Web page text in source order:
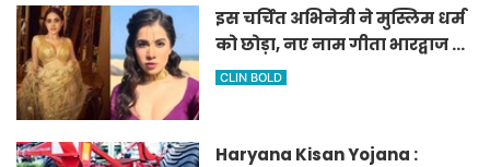
इस चर्चित अभिनेत्री ने मुस्लिम धर्म
को छोड़ा, नए नाम गीता भारद्वाज से
हो रही वायरल
CLIN BOLD
Haryana Kisan Yojana :